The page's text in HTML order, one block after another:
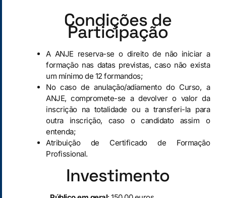
Condições de
Participação
A ANJE reserva-se o direito de não iniciar a
formação nas datas previstas, caso não exista
um mínimo de 12 formandos;
No caso de anulação/adiamento do Curso, a
ANJE, compromete-se a devolver o valor da
inscrição na totalidade ou a transferi-la para
outra inscrição, caso o candidato assim o
entenda;
Atribuição de Certificado de Formação
Profissional.
Investimento